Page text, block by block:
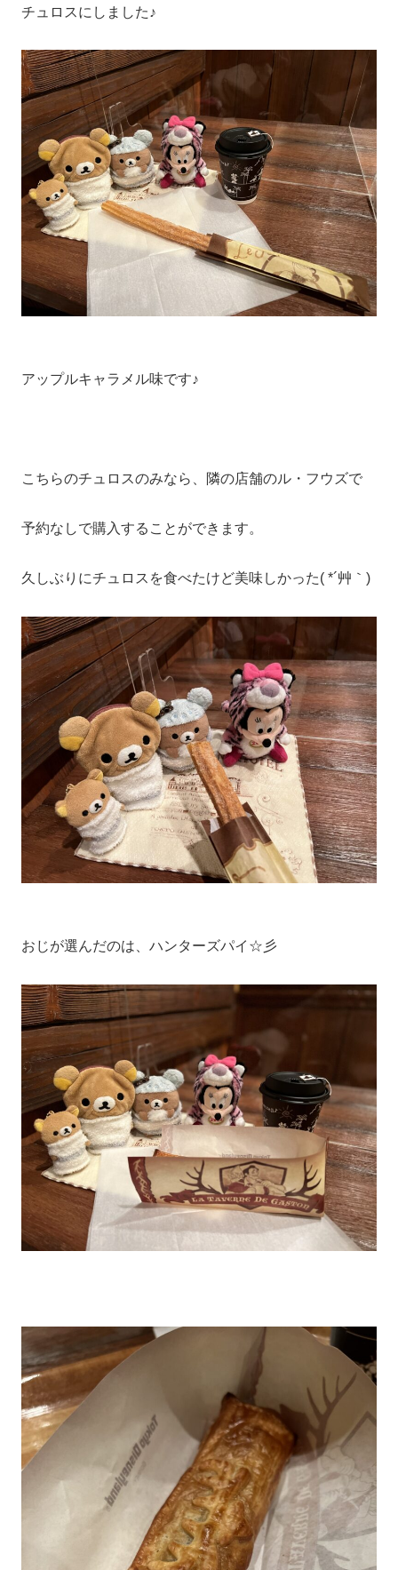
チュロスにしました♪
アップルキャラメル味です♪
こちらのチュロスのみなら、隣の店舗のル・フウズで
予約なしで購入することができます。
久しぶりにチュロスを食べたけど美味しかった( *´艸｀)
おじが選んだのは、ハンターズパイ☆彡